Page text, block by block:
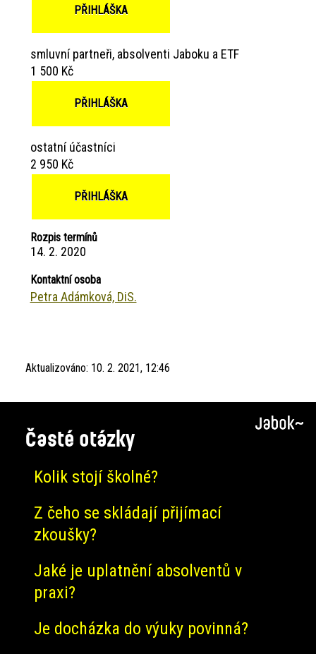
PŘIHLÁŠKA
smluvní partneři, absolventi Jaboku a ETF
1 500 Kč
PŘIHLÁŠKA
ostatní účastníci
2 950 Kč
PŘIHLÁŠKA
Rozpis termínů
14. 2. 2020
Kontaktní osoba
Petra Adámková, DiS.
Aktualizováno: 10. 2. 2021, 12:46
Časté otázky
Kolik stojí školné?
Z čeho se skládají přijímací
zkoušky?
Jaké je uplatnění absolventů v
praxi?
Je docházka do výuky povinná?